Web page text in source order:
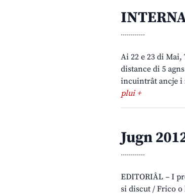
............
Ai 22 e 23 di
distance di 5
incuintrât ancje i
plui +
Jugn
............
EDITORIÂL – I
si discut / Frico o